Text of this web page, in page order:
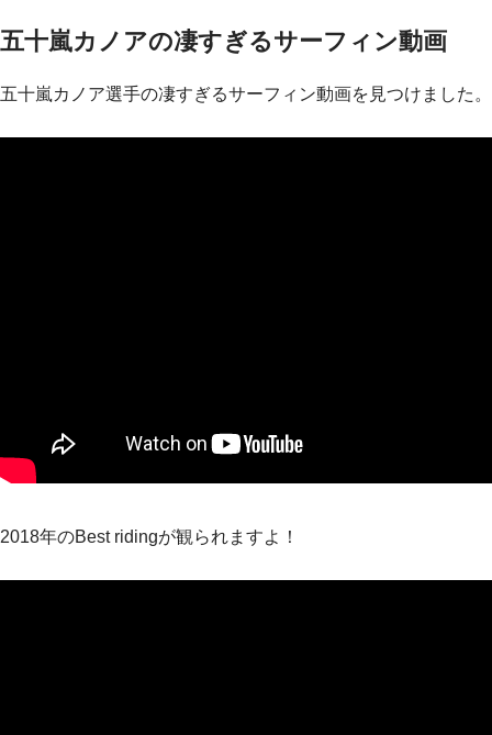
五十嵐カノアの凄すぎるサーフィン動画
五十嵐カノア選手の凄すぎるサーフィン動画を見つけました。
2018年のBest ridingが観られますよ！